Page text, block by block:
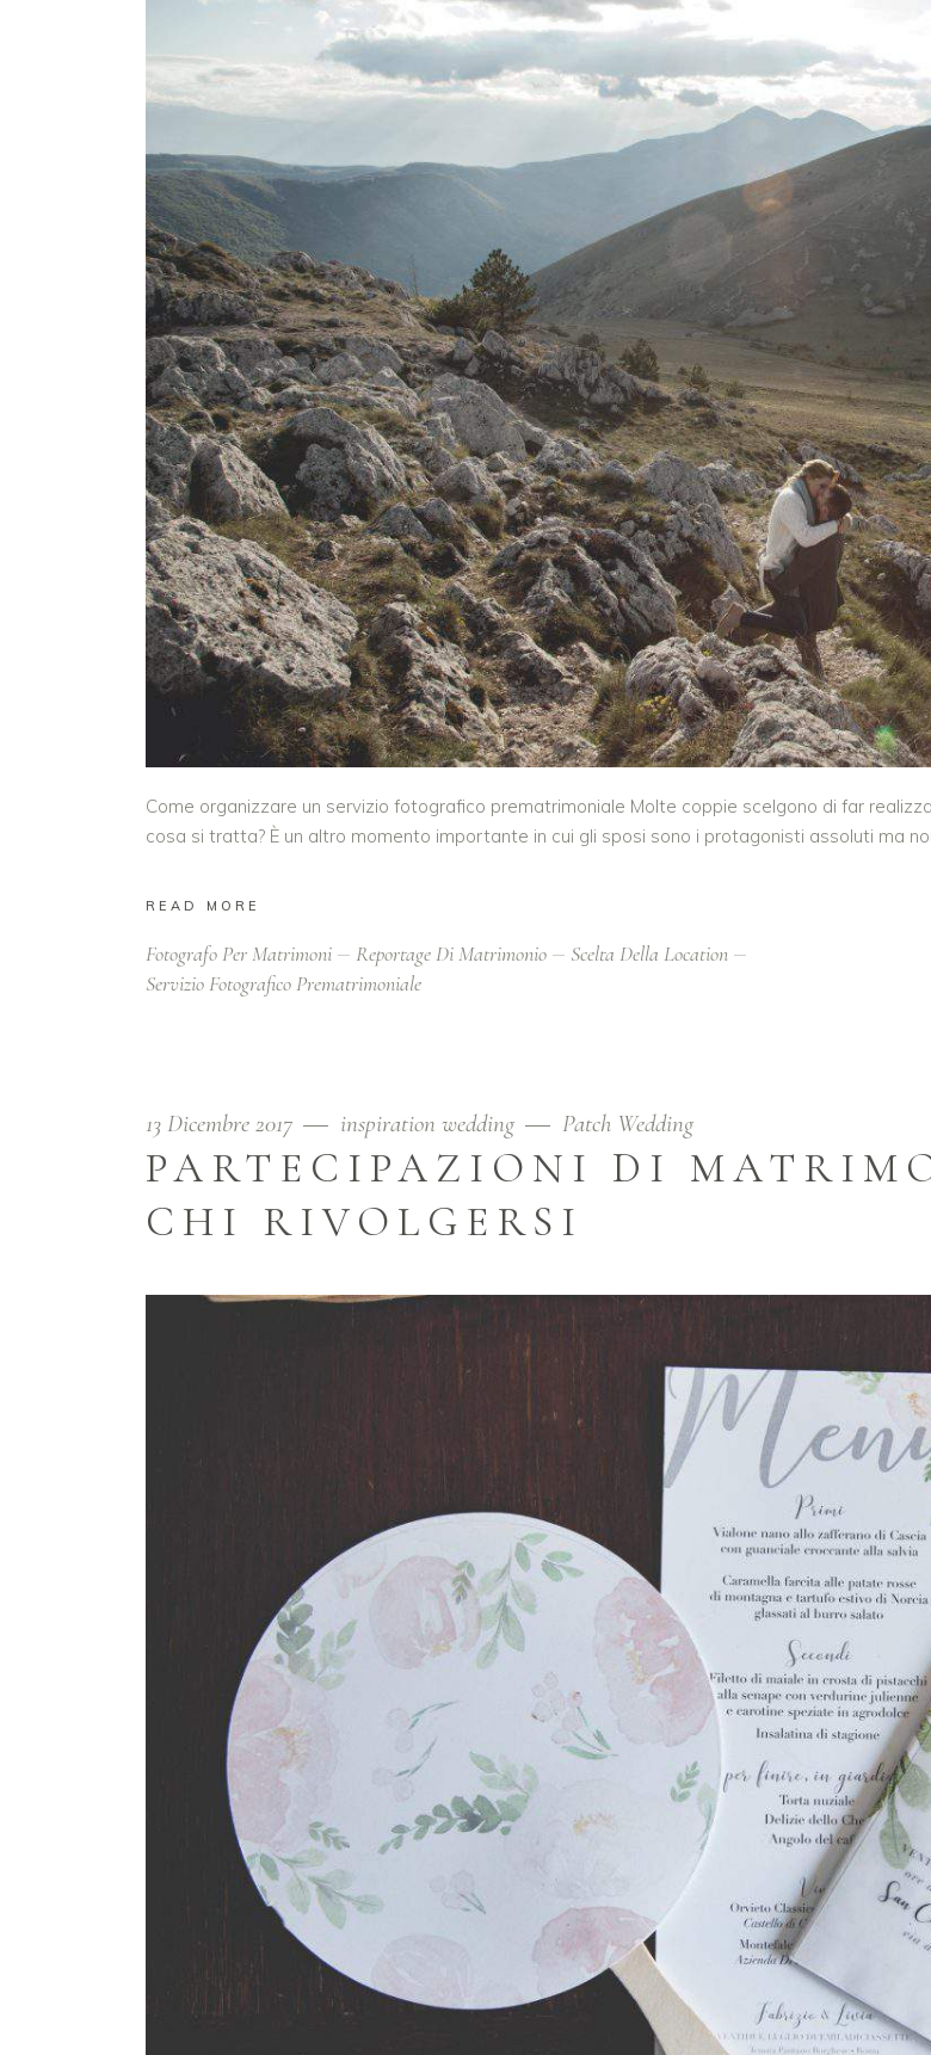
Come organizzare un servizio fotografico prematrimoniale Molte coppie scelgono di far
cosa si tratta? È un altro momento importante in cui gli sposi sono i protagonisti assoluti ma
READ MORE
Fotografo Per Matrimoni Reportage Di Matrimonio
Scelta Della Location
Servizio Fotografico Prematrimoniale
13 Dicembre 2017 inspiration wedding Patch Wedding
PARTECIPAZIONI DI
CHI RIVOLGERSI